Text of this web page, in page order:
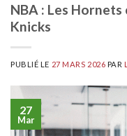
NBA : Les
Knicks
PUBLIÉ LE 27 MARS 2026 PAR
27
Mar